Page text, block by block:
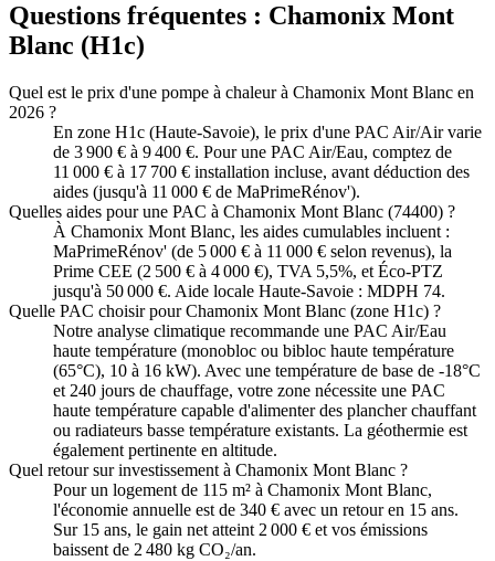
Questions fréquentes : Chamonix Mont
Blanc (H1c)
Quel est le prix d'une pompe à chaleur à Chamonix Mont Blanc en
2026 ?
En zone H1c (Haute-Savoie), le prix d'une PAC Air/Air varie
de 3 900 € à 9 400 €. Pour une PAC Air/Eau, comptez de
11 000 € à 17 700 € installation incluse, avant déduction des
aides (jusqu'à 11 000 € de MaPrimeRénov').
Quelles aides pour une PAC à Chamonix Mont Blanc (74400) ?
À Chamonix Mont Blanc, les aides cumulables incluent :
MaPrimeRénov' (de 5 000 € à 11 000 € selon revenus), la
Prime CEE (2 500 € à 4 000 €), TVA 5,5%, et Éco-PTZ
jusqu'à 50 000 €. Aide locale Haute-Savoie : MDPH 74.
Quelle PAC choisir pour Chamonix Mont Blanc (zone H1c) ?
Notre analyse climatique recommande une PAC Air/Eau
haute température (monobloc ou bibloc haute température
(65°C), 10 à 16 kW). Avec une température de base de -18°C
et 240 jours de chauffage, votre zone nécessite une PAC
haute température capable d'alimenter des plancher chauffant
ou radiateurs basse température existants. La géothermie est
également pertinente en altitude.
Quel retour sur investissement à Chamonix Mont Blanc ?
Pour un logement de 115 m² à Chamonix Mont Blanc,
l'économie annuelle est de 340 € avec un retour en 15 ans.
Sur 15 ans, le gain net atteint 2 000 € et vos émissions
baissent de 2 480 kg CO₂/an.